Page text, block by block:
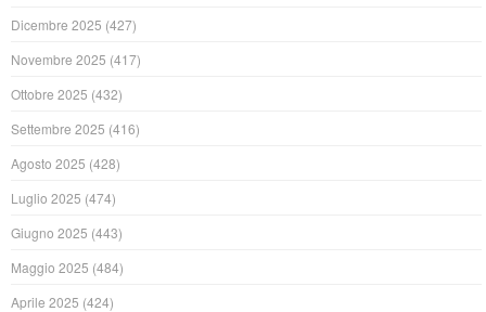
Dicembre 2025 (427)
Novembre 2025 (417)
Ottobre 2025 (432)
Settembre 2025 (416)
Agosto 2025 (428)
Luglio 2025 (474)
Giugno 2025 (443)
Maggio 2025 (484)
Aprile 2025 (424)